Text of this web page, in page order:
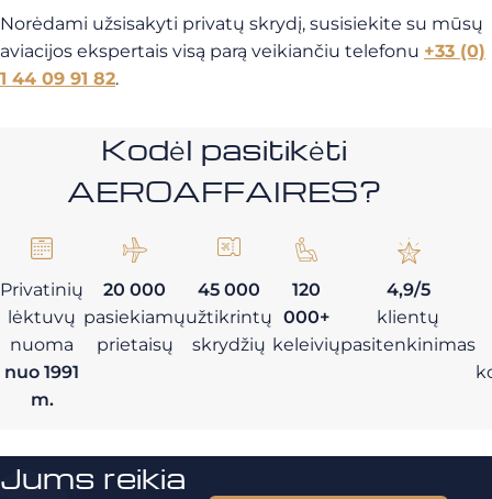
Norėdami užsisakyti privatų skrydį, susisiekite su mūsų
aviacijos ekspertais visą parą veikiančiu telefonu +33 (0)
1 44 09 91 82.
Kodėl pasitikėti
AEROAFFAIRES?
Privatinių
lėktuvų
nuoma
nuo 1991
m.
20 000
pasiekiamų
prietaisų
45 000
užtikrintų
skrydžių
120
000+
keleivių
4,9/5
klientų
pasitenkinimas
Jums reikia